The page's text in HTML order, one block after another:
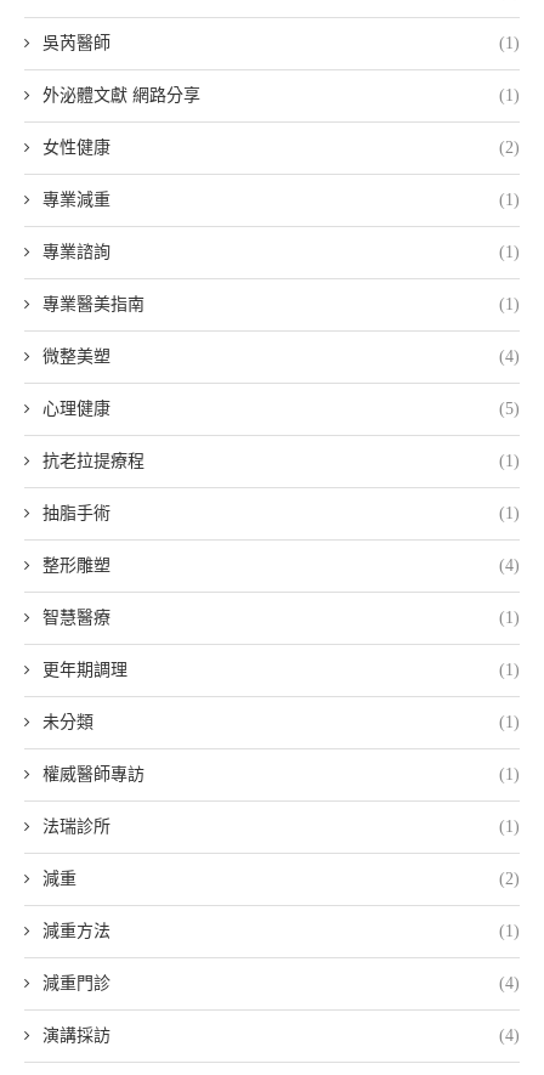
吳芮醫師 (1)
外泌體文獻 網路分享 (1)
女性健康 (2)
專業減重 (1)
專業諮詢 (1)
專業醫美指南 (1)
微整美塑 (4)
心理健康 (5)
抗老拉提療程 (1)
抽脂手術 (1)
整形雕塑 (4)
智慧醫療 (1)
更年期調理 (1)
未分類 (1)
權威醫師專訪 (1)
法瑞診所 (1)
減重 (2)
減重方法 (1)
減重門診 (4)
演講採訪 (4)